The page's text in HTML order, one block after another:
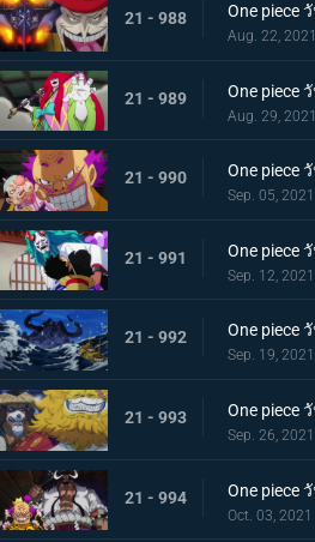
21 - 988
Aug. 22, 2021
21 - 989
Aug. 29, 2021
21 - 990
Sep. 05, 2021
21 - 991
Sep. 12, 2021
21 - 992
Sep. 19, 2021
21 - 993
Sep. 26, 2021
21 - 994
Oct. 03, 2021